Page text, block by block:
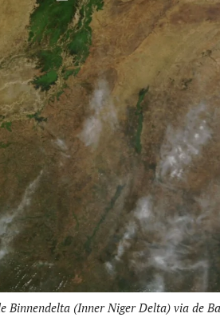
Binnendelta (Inner Niger Delta) via de